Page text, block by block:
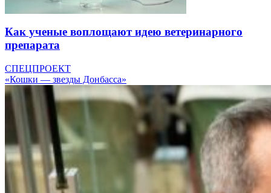
Как ученые воплощают идею ветеринарного
препарата
СПЕЦПРОЕКТ
«Кошки — звезды Донбасса»